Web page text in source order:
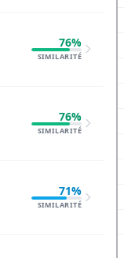
76%
SIMILARITÉ
76%
SIMILARITÉ
71%
SIMILARITÉ